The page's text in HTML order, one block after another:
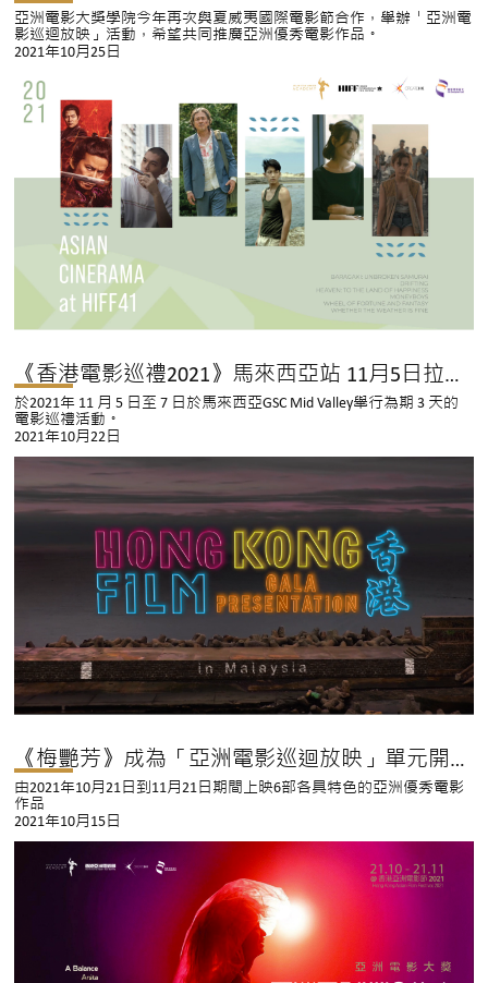
亞洲電影大獎學院今年再次與夏威夷國際電影節合作，舉辦「亞洲電
影巡迴放映」活動，希望共同推廣亞洲優秀電影作品。
2021年10月25日
《香港電影巡禮2021》馬來西亞站 11月5日拉開序幕
於2021年 11 月 5 日至 7 日於馬來西亞GSC Mid Valley舉行為期 3 天的
電影巡禮活動。
2021年10月22日
《梅艷芳》成為「亞洲電影巡迴放映」單元開幕電影
由2021年10月21日到11月21日期間上映6部各具特色的亞洲優秀電影
作品
2021年10月15日